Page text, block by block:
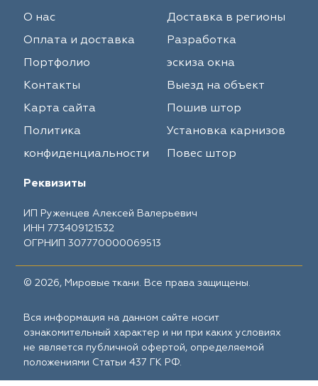
О нас
Оплата и доставка
Портфолио
Контакты
Карта сайта
Политика
конфиденциальности
Доставка в регионы
Разработка
эскиза окна
Выезд на объект
Пошив штор
Установка карнизов
Повес штор
Реквизиты
ИП Руженцев Алексей Валерьевич
ИНН 773409121532
ОГРНИП 307770000069513
© 2026, Мировые ткани. Все права защищены.
Вся информация на данном сайте носит
ознакомительный характер и ни при каких условиях
не является публичной офертой, определяемой
положениями Статьи 437 ГК РФ.